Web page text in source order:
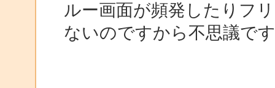
ルー画面が頻発したりフ
ないのですから不思議で